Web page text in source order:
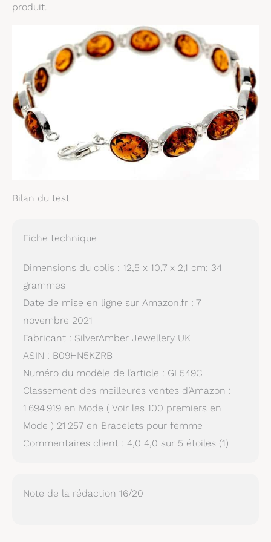
produit.
Bilan du test
Fiche technique
Dimensions du colis : 12,5 x 10,7 x 2,1 cm; 34
grammes
Date de mise en ligne sur Amazon.fr : 7
novembre 2021
Fabricant : SilverAmber Jewellery UK
ASIN : B09HN5KZRB
Numéro du modèle de l’article : GL549C
Classement des meilleures ventes d’Amazon :
1 694 919 en Mode ( Voir les 100 premiers en
Mode ) 21 257 en Bracelets pour femme
Commentaires client : 4,0 4,0 sur 5 étoiles (1)
Note de la rédaction 16/20